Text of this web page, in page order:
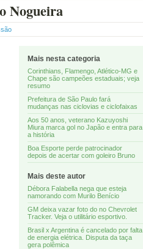
Nogueira
Mais nesta categoria
Corinthians, Flamengo, Atlético-MG e
Chape são campeões estaduais; veja
resumo
Prefeitura de São Paulo fará
mudanças nas ciclovias e ciclofaixas
Aos 50 anos, veterano Kazuyoshi
Miura marca gol no Japão e entra para
a história
Boa Esporte perde patrocinador
depois de acertar com goleiro Bruno
Mais deste autor
Débora Falabella nega que esteja
namorando com Murilo Benício
GM deixa vazar foto do no Chevrolet
Tracker. Veja o utilitário esportivo.
Brasil x Argentina é cancelado por falta
de energia elétrica. Disputa da taça
gera polêmica